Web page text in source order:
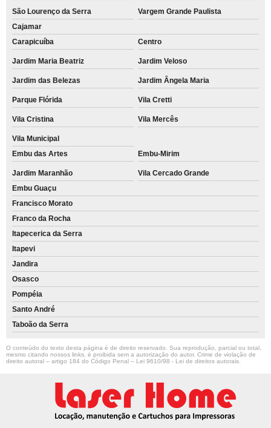
São Lourenço da Serra
Vargem Grande Paulista
Cajamar
Carapicuíba
Centro
Jardim Maria Beatriz Jardim Veloso
Jardim das Belezas Jardim Ângela Maria
Parque Flórida Vila Cretti
Vila Cristina Vila Mercês
Vila Municipal
Embu das Artes
Embu-Mirim
Jardim Maranhão
Vila Cercado Grande
Embu Guaçu
Francisco Morato
Franco da Rocha
Itapecerica da Serra
Itapevi
Jandira
Osasco
Pompéia
Santo André
Taboão da Serra
O conteúdo do texto desta página é de direito reservado. Sua reprodução, parcial ou total,
mesmo citando nossos links, é proibida sem a autorização do autor. Crime de violação de
direito autoral – artigo 184 do Código Penal – Lei 9610/98 - Lei de direitos autorais